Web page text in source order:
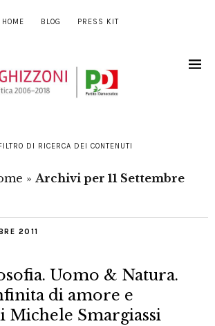
HOME BLOG PRESS KIT
FILTRO DI RICERCA DEI CONTENUTI
» Archivi per 11 Settembre
2011
Uomo & Natura.
di amore e
Michele Smargiassi